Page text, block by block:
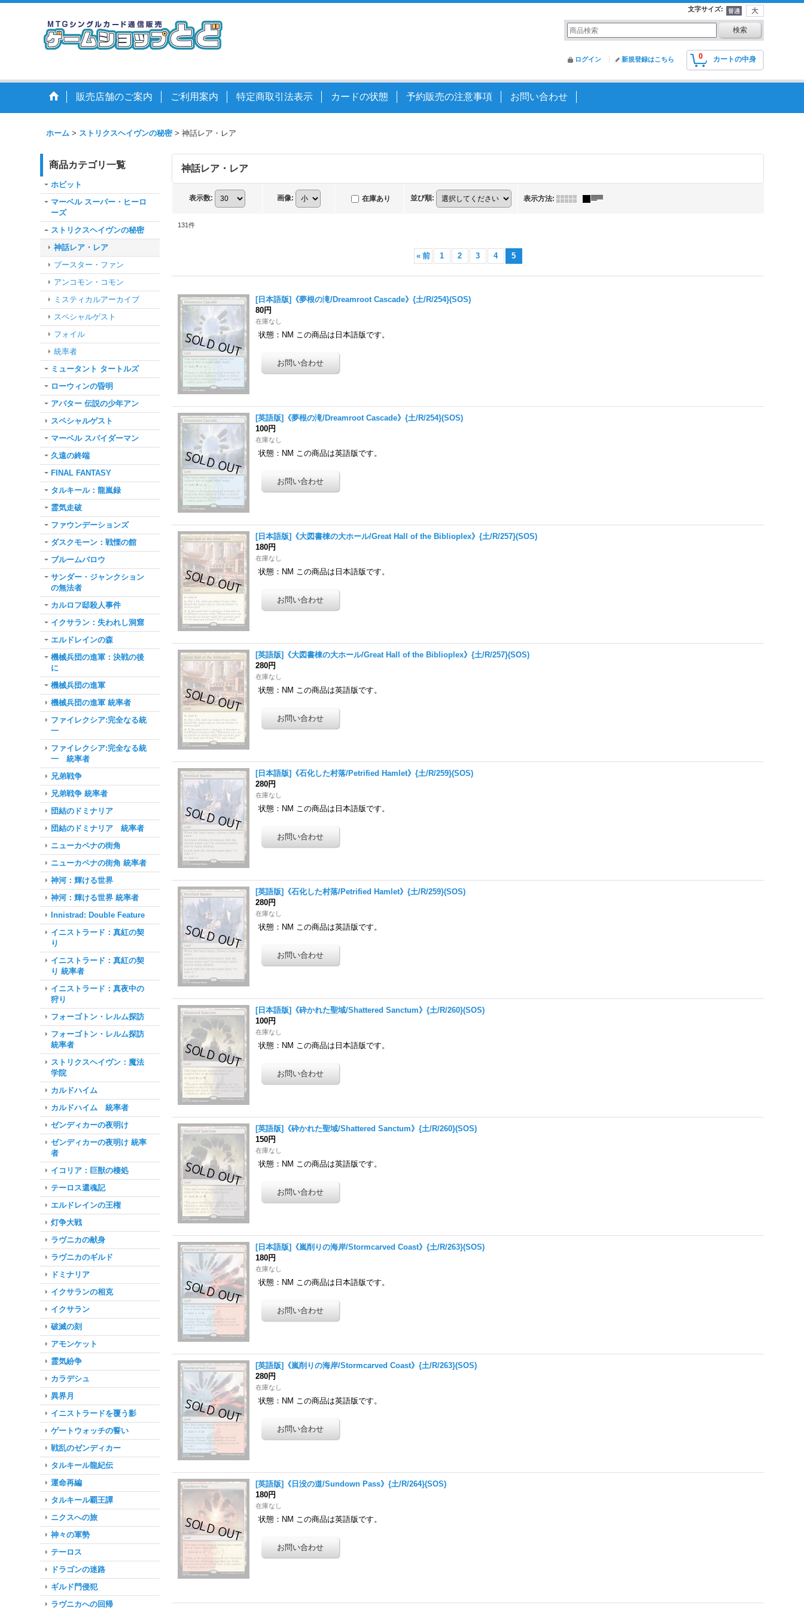
文字サイズ:
0 カートの中身
ログイン 新規登録はこちら
販売店舗のご案内 ご利用案内 特定商取引法表示 カードの状態 予約販売の注意事項 お問い合わせ
ホーム > ストリクスヘイヴンの秘密 > 神話レア・レア
商品カテゴリ一覧
ホビット
マーベル スーパー・ヒーロ
ーズ
ストリクスヘイヴンの秘密
神話レア・レア
ブースター・ファン
アンコモン・コモン
ミスティカルアーカイブ
スペシャルゲスト
フォイル
統率者
ミュータント タートルズ
ローウィンの昏明
アバター 伝説の少年アン
スペシャルゲスト
マーベル スパイダーマン
久遠の終端
FINAL FANTASY
タルキール：龍嵐録
霊気走破
ファウンデーションズ
ダスクモーン：戦慄の館
ブルームバロウ
サンダー・ジャンクション
の無法者
カルロフ邸殺人事件
イクサラン：失われし洞窟
エルドレインの森
機械兵団の進軍：決戦の後
に
機械兵団の進軍
機械兵団の進軍 統率者
ファイレクシア:完全なる統
一
ファイレクシア:完全なる統
一 統率者
兄弟戦争
兄弟戦争 統率者
団結のドミナリア
団結のドミナリア 統率者
ニューカペナの街角
ニューカペナの街角 統率者
神河：輝ける世界
神河：輝ける世界 統率者
Innistrad: Double Feature
イニストラード：真紅の契
り
イニストラード：真紅の契
り 統率者
イニストラード：真夜中の
狩り
フォーゴトン・レルム探訪
フォーゴトン・レルム探訪
統率者
ストリクスヘイヴン：魔法
学院
カルドハイム
カルドハイム 統率者
ゼンディカーの夜明け
ゼンディカーの夜明け 統率
者
イコリア：巨獣の棲処
テーロス還魂記
エルドレインの王権
灯争大戦
ラヴニカの献身
ラヴニカのギルド
ドミナリア
イクサランの相克
イクサラン
破滅の刻
アモンケット
霊気紛争
カラデシュ
異界月
イニストラードを覆う影
ゲートウォッチの誓い
戦乱のゼンディカー
タルキール龍紀伝
運命再編
タルキール覇王譚
ニクスへの旅
神々の軍勢
テーロス
ドラゴンの迷路
ギルド門侵犯
ラヴニカへの回帰
神話レア・レア
表示数: 画像: 在庫あり 並び順: 表示方法:
131件
« 前 1 2 3 4 5
[日本語版]《夢根の滝/Dreamroot Cascade》{土/R/254}(SOS)
80円
在庫なし
状態：NM この商品は日本語版です。
[英語版]《夢根の滝/Dreamroot Cascade》{土/R/254}(SOS)
100円
在庫なし
状態：NM この商品は英語版です。
[日本語版]《大図書棟の大ホール/Great Hall of the Biblioplex》{土/R/257}(SOS)
180円
在庫なし
状態：NM この商品は日本語版です。
[英語版]《大図書棟の大ホール/Great Hall of the Biblioplex》{土/R/257}(SOS)
280円
在庫なし
状態：NM この商品は英語版です。
[日本語版]《石化した村落/Petrified Hamlet》{土/R/259}(SOS)
280円
在庫なし
状態：NM この商品は日本語版です。
[英語版]《石化した村落/Petrified Hamlet》{土/R/259}(SOS)
280円
在庫なし
状態：NM この商品は英語版です。
[日本語版]《砕かれた聖域/Shattered Sanctum》{土/R/260}(SOS)
100円
在庫なし
状態：NM この商品は日本語版です。
[英語版]《砕かれた聖域/Shattered Sanctum》{土/R/260}(SOS)
150円
在庫なし
状態：NM この商品は英語版です。
[日本語版]《嵐削りの海岸/Stormcarved Coast》{土/R/263}(SOS)
180円
在庫なし
状態：NM この商品は日本語版です。
[英語版]《嵐削りの海岸/Stormcarved Coast》{土/R/263}(SOS)
280円
在庫なし
状態：NM この商品は英語版です。
[英語版]《日没の道/Sundown Pass》{土/R/264}(SOS)
180円
在庫なし
状態：NM この商品は英語版です。